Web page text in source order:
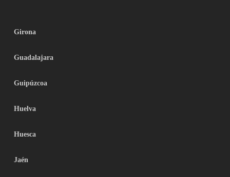
Girona
Guadalajara
Guipúzcoa
Huelva
Huesca
Jaén